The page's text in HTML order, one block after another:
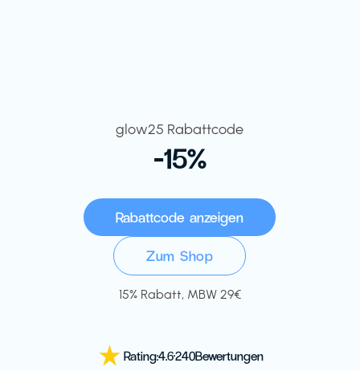
glow25 Rabattcode
-15%
Zum Shop
15% Rabatt, MBW 29€
Rating:4.6·240Bewertungen